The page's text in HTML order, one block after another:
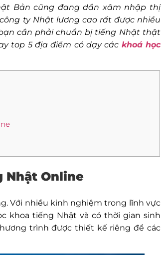
Bản cũng đang dần xâm nhập thị
ty Nhật lương cao rất được nhiều
cần phải chuẩn bị tiếng Nhật thật
top 5 địa điểm có dạy các khoá học
Nhật Online
Với nhiều kinh nghiệm trong lĩnh vực
khoa tiếng Nhật và có thời gian sinh
trình được thiết kế riêng để các